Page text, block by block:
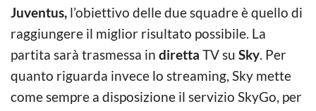
Juventus, l’obiettivo delle due squadre è quello di
raggiungere il miglior risultato possibile. La
partita sarà trasmessa in diretta TV su Sky. Per
quanto riguarda invece lo streaming, Sky mette
come sempre a disposizione il servizio SkyGo, per